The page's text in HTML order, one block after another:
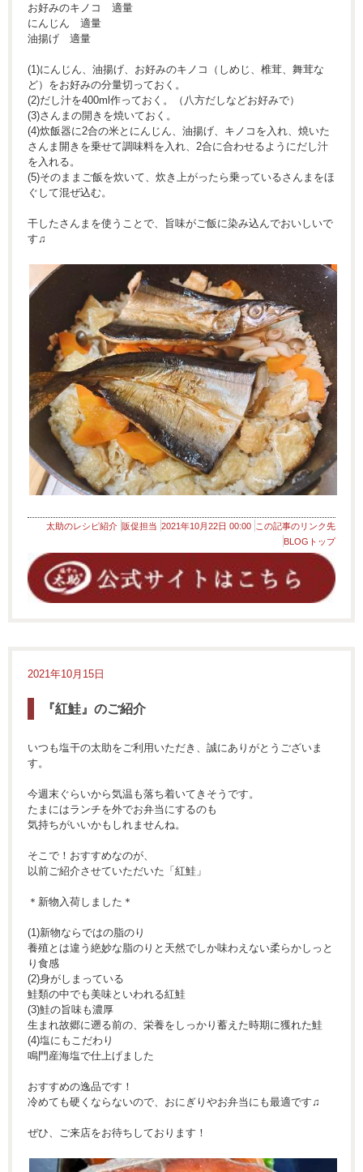
お好みのキノコ 適量
にんじん 適量
油揚げ 適量
(1)にんじん、油揚げ、お好みのキノコ（しめじ、椎茸、舞茸な
ど）をお好みの分量切っておく。
(2)だし汁を400ml作っておく。（八方だしなどお好みで）
(3)さんまの開きを焼いておく。
(4)炊飯器に2合の米とにんじん、油揚げ、キノコを入れ、焼いた
さんま開きを乗せて調味料を入れ、2合に合わせるようにだし汁
を入れる。
(5)そのままご飯を炊いて、炊き上がったら乗っているさんまをほ
ぐして混ぜ込む。
干したさんまを使うことで、旨味がご飯に染み込んでおいしいで
す♫
太助のレシピ紹介 販促担当 2021年10月22日 00:00 この記事のリンク先
BLOGトップ
2021年10月15日
『紅鮭』のご紹介
いつも塩干の太助をご利用いただき、誠にありがとうございま
す。
今週末ぐらいから気温も落ち着いてきそうです。
たまにはランチを外でお弁当にするのも
気持ちがいいかもしれませんね。
そこで！おすすめなのが、
以前ご紹介させていただいた「紅鮭」
＊新物入荷しました＊
(1)新物ならではの脂のり
養殖とは違う絶妙な脂のりと天然でしか味わえない柔らかしっと
り食感
(2)身がしまっている
鮭類の中でも美味といわれる紅鮭
(3)鮭の旨味も濃厚
生まれ故郷に遡る前の、栄養をしっかり蓄えた時期に獲れた鮭
(4)塩にもこだわり
鳴門産海塩で仕上げました
おすすめの逸品です！
冷めても硬くならないので、おにぎりやお弁当にも最適です♫
ぜひ、ご来店をお待ちしております！